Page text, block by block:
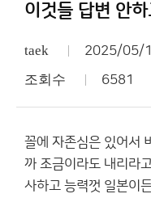
taek 2025/05/
조회수 6581
꼴에 자존심은 있어서
까 조금이라도 내리라
사하고 능력껏 일본이